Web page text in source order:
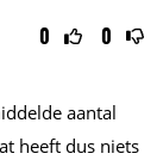
0 0
aantal
heeft dus niets